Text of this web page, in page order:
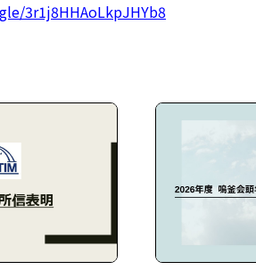
3r1j8HHAoLkpJHYb8